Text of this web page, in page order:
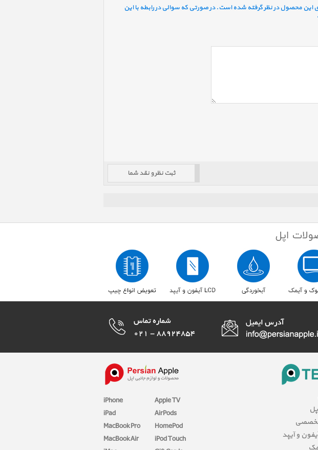
این محصول در نظر گرفته شده است. در صورتی که سوالی در رابطه با این
iPhone
iPad
MacBook Pro
MacBook Air
Apple TV
AirPods
HomePod
iPod Touch
و آیپد